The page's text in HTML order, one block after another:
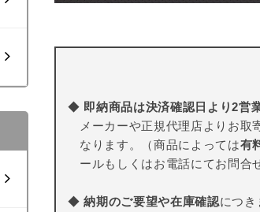
◆ 即納商品は決済確認日より2営
メーカーや正規代理店よりお取
なります。（商品によっては有
ールもしくはお電話にてお問合
◆納期のご要望や在庫確認につき